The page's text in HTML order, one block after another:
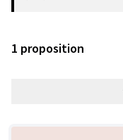
1 proposition